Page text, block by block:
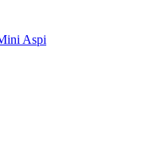
Aspi